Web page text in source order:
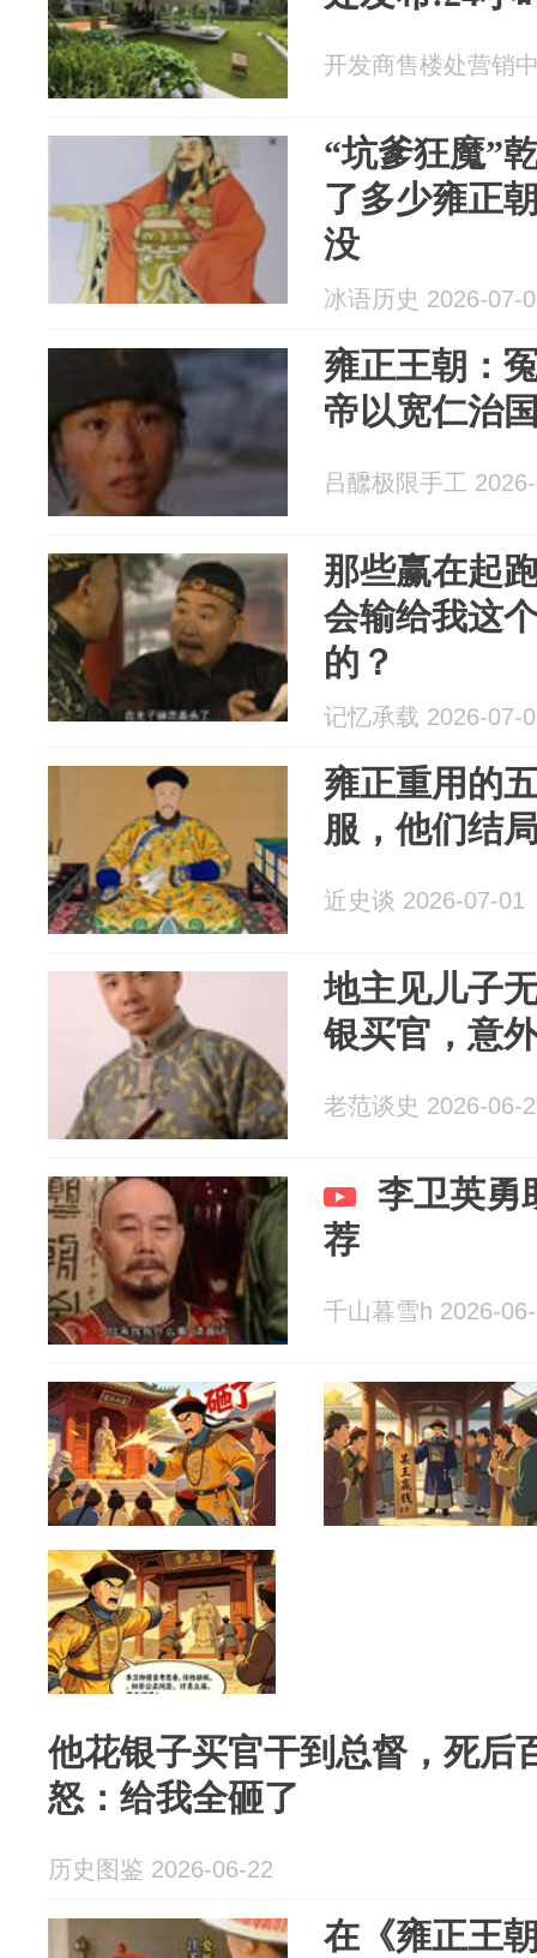
开发商售楼处营销
“坑爹狂魔”
了多少雍正
没
冰语历史 2026-07-
雍正王朝：
帝以宽仁治
吕醿极限手工
那些赢在起
会输给我这
的？
记忆承载 2026-07-
雍正重用的
服，他们结
近史谈 2026-07-01
地主见儿子
银买官，意
老范谈史 2026-06-
李卫英勇
荐
千山暮雪h 2026-
他花银子买官干到总督，死后
怒：给我全砸了
历史图鉴 2026-06-22
在《雍正王